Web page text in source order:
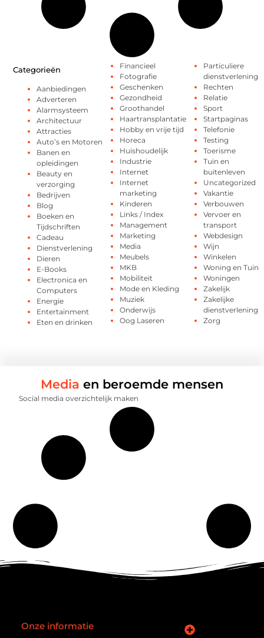
Categorieën
Aanbiedingen
Adverteren
Alarmsysteem
Architectuur
Attracties
Auto’s en Motoren
Banen en
opleidingen
Beauty en
verzorging
Bedrijven
Blog
Boeken en
Tijdschriften
Cadeau
Dienstverlening
Dieren
E-Books
Electronica en
Computers
Energie
Entertainment
Eten en drinken
Financieel
Fotografie
Geschenken
Gezondheid
Groothandel
Haartransplantatie
Hobby en vrije tijd
Horeca
Huishoudelijk
Industrie
Internet
Internet
marketing
Kinderen
Links / Index
Management
Marketing
Media
Meubels
MKB
Mobiliteit
Mode en Kleding
Muziek
Onderwijs
Oog Laseren
Particuliere
dienstverlening
Rechten
Relatie
Sport
Startpaginas
Telefonie
Testing
Toerisme
Tuin en
buitenleven
Uncategorized
Vakantie
Verbouwen
Vervoer en
transport
Webdesign
Wijn
Winkelen
Woning en Tuin
Woningen
Zakelijk
Zakelijke
dienstverlening
Zorg
Media en beroemde mensen
Social media overzichtelijk maken
Onze informatie